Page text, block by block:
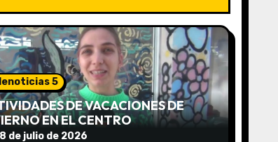
5
DE VACACIONES DE
EN EL CENTRO
EL TALA
de julio de 2026